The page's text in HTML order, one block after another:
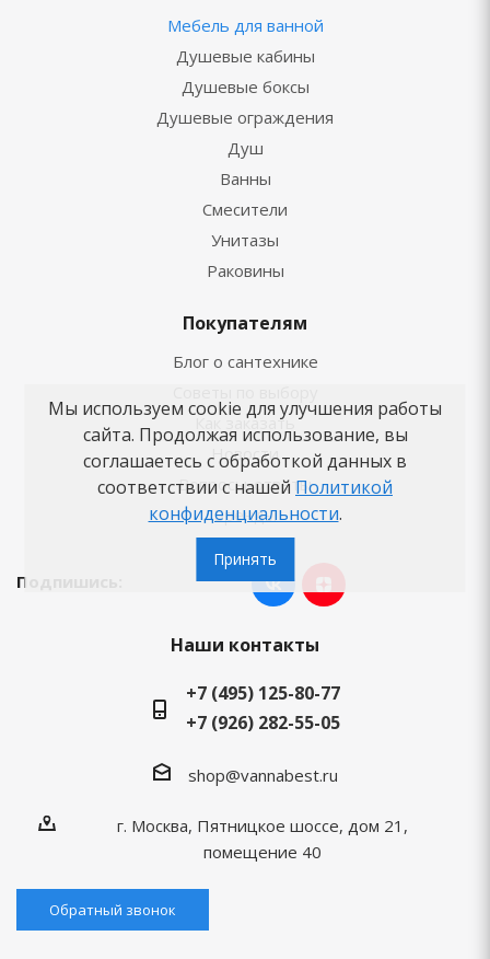
Мебель для ванной
Душевые кабины
Душевые боксы
Душевые ограждения
Душ
Ванны
Смесители
Унитазы
Раковины
Покупателям
Блог о сантехнике
Как заказать
Новости
Вопросы-ответы
Бренды
Подпишись:
Наши контакты
+7 (495) 125-80-77
+7 (926) 282-55-05
shop@vannabest.ru
г. Москва, Пятницкое шоссе, дом 21,
помещение 40
Обратный звонок
Мы используем cookie для улучшения работы
сайта. Продолжая использование, вы
соглашаетесь с обработкой данных в
соответствии с нашей Политикой
конфиденциальности.
Принять